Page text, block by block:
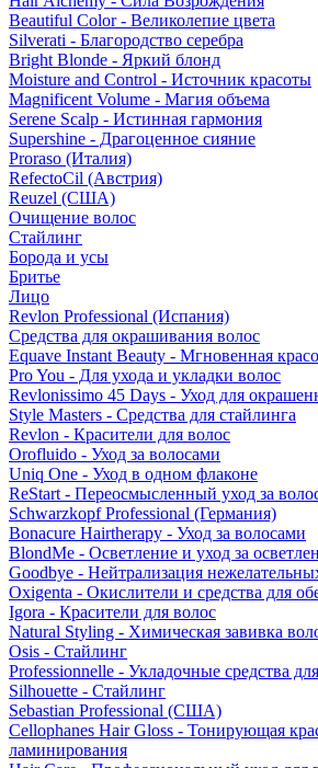
Beautiful Color - Великолепие цвета
Silverati - Благородство серебра
Bright Blonde - Яркий блонд
Moisture and Control - Источник красоты
Magnificent Volume - Магия объема
Serene Scalp - Истинная гармония
Supershine - Драгоценное сияние
Proraso (Италия)
RefectoCil (Австрия)
Reuzel (США)
Очищение волос
Стайлинг
Борода и усы
Бритье
Лицо
Revlon Professional (Испания)
Средства для окрашивания волос
Equave Instant Beauty - Мгновенная
Pro You - Для ухода и укладки волос
Revlonissimo 45 Days - Уход для
Style Masters - Средства для стайлинга
Revlon - Красители для волос
Orofluido - Уход за волосами
Uniq One - Уход в одном флаконе
ReStart - Переосмысленный уход за
Schwarzkopf Professional (Германия)
Bonacure Hairtherapy - Уход за волосами
BlondMe - Осветление и уход за
Goodbye - Нейтрализация
Oxigenta - Окислители и средства для
Igora - Красители для волос
Natural Styling - Химическая завивка
Osis - Стайлинг
Professionnelle - Укладочные средства
Silhouette - Стайлинг
Sebastian Professional (США)
Cellophanes Hair Gloss - Тонирующая
ламинирования